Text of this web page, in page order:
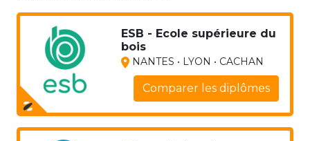
ESB - Ecole supérieure du
bois
NANTES • LYON • CACHAN
Comparer les diplômes